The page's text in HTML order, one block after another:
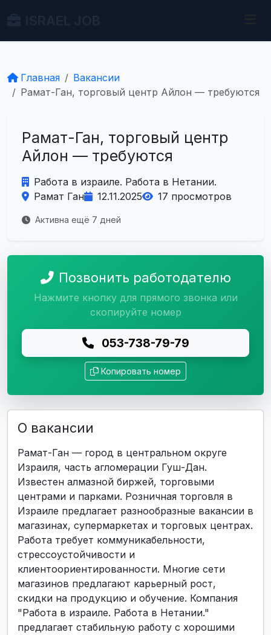
Главная
Вакансии
Рамат-Ган, торговый центр Айлон — требуются
Рамат-Ган, торговый центр
Айлон — требуются
Работа в израиле. Работа в Нетании.
Рамат Ган
12.11.2025 17 просмотров
Активна ещё 7 дней
Позвонить работодателю
Нажмите кнопку для прямого звонка или
скопируйте номер
053-738-79-79
Копировать номер
О вакансии
Рамат-Ган — город в центральном округе
Израиля, часть агломерации Гуш-Дан.
Известен алмазной биржей, торговыми
центрами и парками. Розничная торговля в
Израиле предлагает разнообразные вакансии в
магазинах, супермаркетах и торговых центрах.
Работа требует коммуникабельности,
стрессоустойчивости и
клиентоориентированности. Многие сети
магазинов предлагают карьерный рост,
скидки на продукцию и обучение. Компания
"Работа в израиле. Работа в Нетании."
предлагает стабильную работу с хорошими